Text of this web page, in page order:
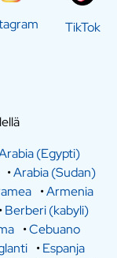
TikTok
(Egypti)
•Arabia (Sudan)
•Armenia
•Berberi (kabyli)
•Cebuano
•Espanja